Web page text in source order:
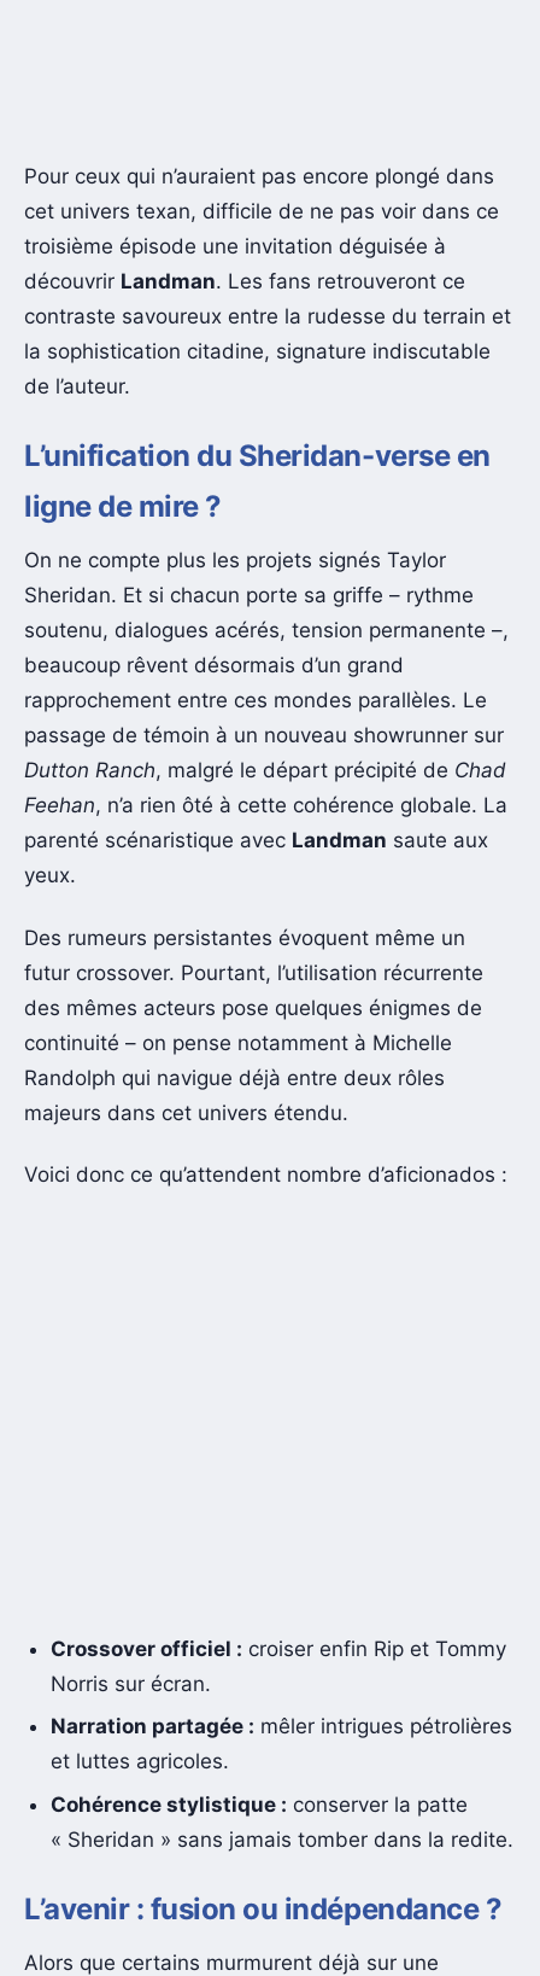
Pour ceux qui n’auraient pas encore plongé dans
cet univers texan, difficile de ne pas voir dans ce
troisième épisode une invitation déguisée à
découvrir Landman. Les fans retrouveront ce
contraste savoureux entre la rudesse du terrain et
la sophistication citadine, signature indiscutable
de l’auteur.
L’unification du Sheridan-verse en
ligne de mire ?
On ne compte plus les projets signés Taylor
Sheridan. Et si chacun porte sa griffe – rythme
soutenu, dialogues acérés, tension permanente –,
beaucoup rêvent désormais d’un grand
rapprochement entre ces mondes parallèles. Le
passage de témoin à un nouveau showrunner sur
Dutton Ranch, malgré le départ précipité de Chad
Feehan, n’a rien ôté à cette cohérence globale. La
parenté scénaristique avec Landman saute aux
yeux.
Des rumeurs persistantes évoquent même un
futur crossover. Pourtant, l’utilisation récurrente
des mêmes acteurs pose quelques énigmes de
continuité – on pense notamment à Michelle
Randolph qui navigue déjà entre deux rôles
majeurs dans cet univers étendu.
Voici donc ce qu’attendent nombre d’aficionados :
Crossover officiel : croiser enfin Rip et Tommy
Norris sur écran.
Narration partagée : mêler intrigues pétrolières
et luttes agricoles.
Cohérence stylistique : conserver la patte
« Sheridan » sans jamais tomber dans la redite.
L’avenir : fusion ou indépendance ?
Alors que certains murmurent déjà sur une